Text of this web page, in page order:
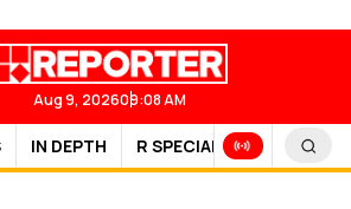
Aug 9, 202609:08 AM
IN DEPTH R SPECIAL SPORTS